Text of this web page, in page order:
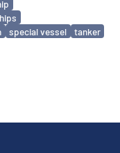
special vessel
tanker